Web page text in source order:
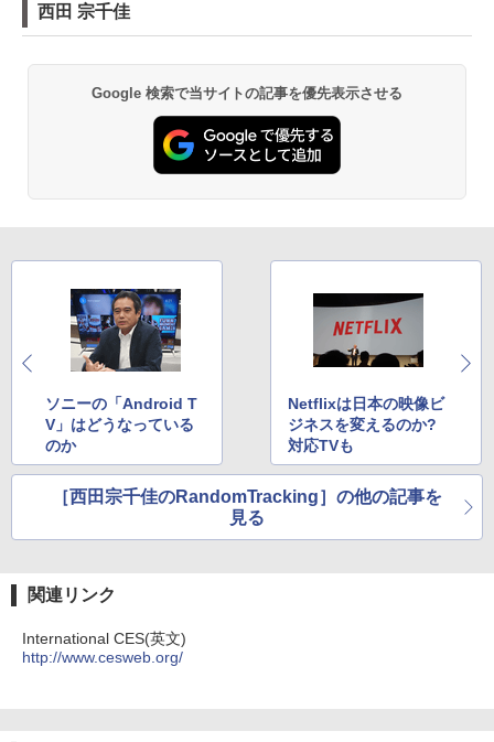
西田 宗千佳
Google 検索で当サイトの記事を優先表示させる
ソニーの「Android T
V」はどうなっている
のか
Netflixは日本の映像ビ
ジネスを変えるのか?
対応TVも
［西田宗千佳のRandomTracking］の他の記事を
見る
関連リンク
International CES(英文)
http://www.cesweb.org/